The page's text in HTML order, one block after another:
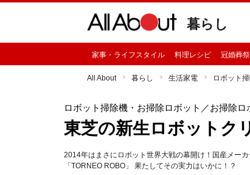
暮らし
家事・ライフスタイル 料理レシピ 冠婚葬祭
All About 暮らし 生活家電 ロボット
ロボット掃除機・お掃除ロボット ／お掃除ロ
東芝の新生ロボットク
2014年はまさにロボット世界大戦の幕開け！国産メー
「TORNEO ROBO」 果たしてその実力はいかに！？